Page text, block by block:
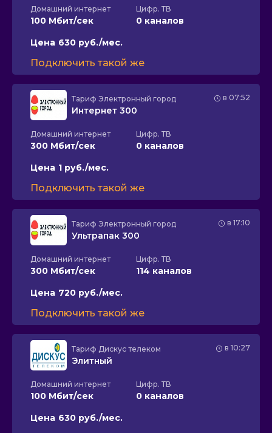
Домашний интернет
100 Мбит/сек
Цифр. ТВ
0 каналов
Цена 630 руб./мес.
Подключить такой же
в 07:52
Тариф Электронный город
Интернет 300
Домашний интернет
300 Мбит/сек
Цифр. ТВ
0 каналов
Цена 1 руб./мес.
Подключить такой же
в 17:10
Тариф Электронный город
Ультрапак 300
Домашний интернет
300 Мбит/сек
Цифр. ТВ
114 каналов
Цена 720 руб./мес.
Подключить такой же
в 10:27
Тариф Дискус телеком
Элитный
Домашний интернет
100 Мбит/сек
Цифр. ТВ
0 каналов
Цена 630 руб./мес.